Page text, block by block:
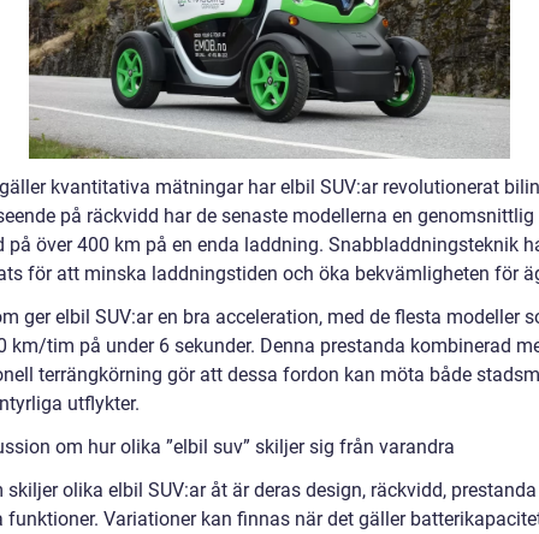
kvantitativa mätningar har elbil SUV:ar revolutionerat
på räckvidd har de senaste modellerna en genomsnittlig
på över 400 km på en enda laddning. Snabbladdningsteknik
för att minska laddningstiden och öka bekvämligheten för
ger elbil SUV:ar en bra acceleration, med de flesta modeller
km/tim på under 6 sekunder. Denna prestanda kombinerad
terrängkörning gör att dessa fordon kan möta både
utflykter.
om hur olika ”elbil suv” skiljer sig från varandra
skiljer olika elbil SUV:ar åt är deras design, räckvidd,
funktioner. Variationer kan finnas när det gäller